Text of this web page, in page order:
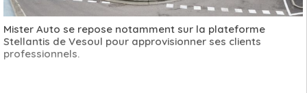
Mister Auto se repose notamment sur la plateforme
Stellantis de Vesoul pour approvisionner ses clients
professionnels.